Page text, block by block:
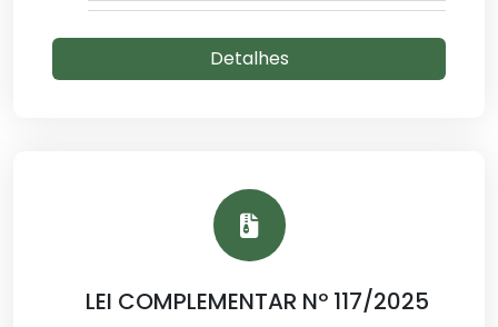
Detalhes
LEI COMPLEMENTAR Nº 117/2025